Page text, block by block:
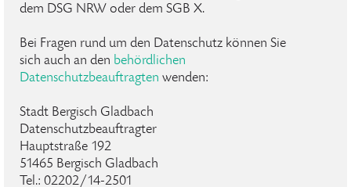
dem DSG NRW oder dem SGB X.
Bei Fragen rund um den Datenschutz können Sie
sich auch an den behördlichen
Datenschutzbeauftragten wenden:
Stadt Bergisch Gladbach
Datenschutzbeauftragter
Hauptstraße 192
51465 Bergisch Gladbach
Tel.: 02202/14-2501